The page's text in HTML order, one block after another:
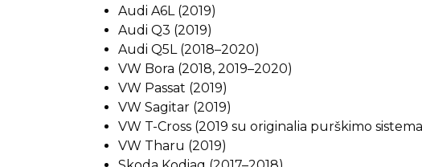
Audi A6L (2019)
Audi Q3 (2019)
Audi Q5L (2018–2020)
VW Bora (2018, 2019–2020)
VW Passat (2019)
VW Sagitar (2019)
VW T-Cross (2019 su originalia purškimo
VW Tharu (2019)